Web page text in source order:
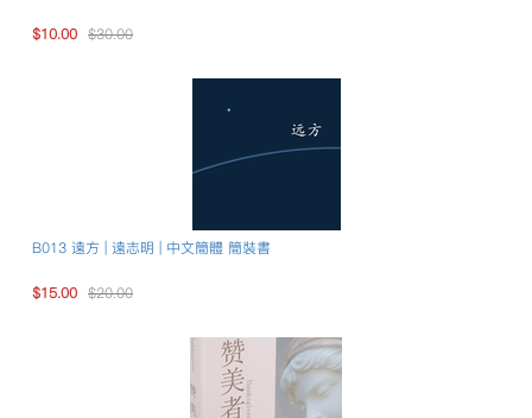
$10.00 $30.00
B013 遠方 | 遠志明 | 中文簡體 簡裝書
$15.00 $20.00